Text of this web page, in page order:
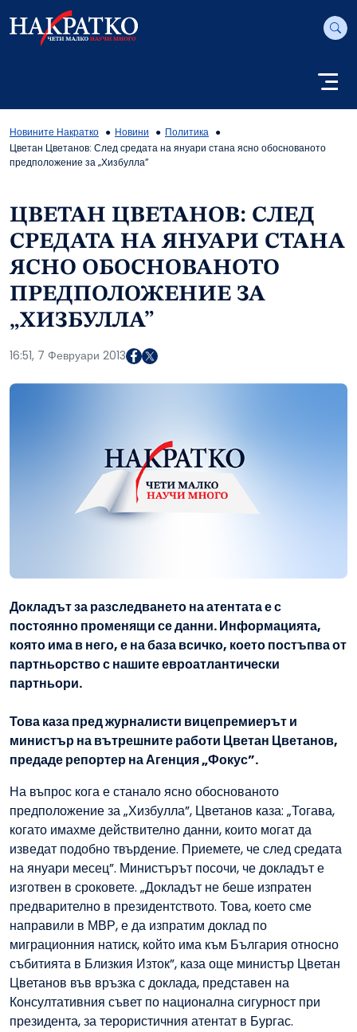
Новините Накратко Новини
Политика
Цветан Цветанов: След средата на януари стана ясно обоснованото
предположение за „Хизбулла”
ЦВЕТАН ЦВЕТАНОВ: СЛЕД
СРЕДАТА НА ЯНУАРИ СТАНА
ЯСНО ОБОСНОВАНОТО
ПРЕДПОЛОЖЕНИЕ ЗА
„ХИЗБУЛЛА”
16:51, 7 Февруари 2013
Докладът за разследването на атентата е с
постоянно променящи се данни. Информацията,
която има в него, е на база всичко, което постъпва от
партньорство с нашите евроатлантически
партньори.
Това каза пред журналисти вицепремиерът и
министър на вътрешните работи Цветан Цветанов,
предаде репортер на Агенция „Фокус”.
На въпрос кога е станало ясно обоснованото
предположение за „Хизбулла”, Цветанов каза: „Тогава,
когато имахме действително данни, които могат да
изведат подобно твърдение. Приемете, че след средата
на януари месец”. Министърът посочи, че докладът е
изготвен в сроковете. „Докладът не беше изпратен
предварително в президентството. Това, което сме
направили в МВР, е да изпратим доклад по
миграционния натиск, който има към България относно
събитията в Близкия Изток”, каза още министър Цветан
Цветанов във връзка с доклада, представен на
Консултативния съвет по национална сигурност при
президента, за терористичния атентат в Бургас.